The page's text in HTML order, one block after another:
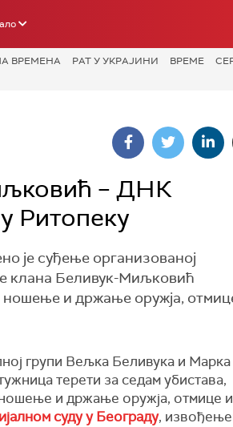
ВРЕМЕНА РАТ У УКРАЈИНИ ВРЕМЕ
– ДНК
Ритопеку
je суђење организованој
клана Беливук-Миљковић
ношење и држање оружја,
групи Вељка Беливука и Марка
терети за седам убистава,
и држање оружја, отмице и
суду у Београду,